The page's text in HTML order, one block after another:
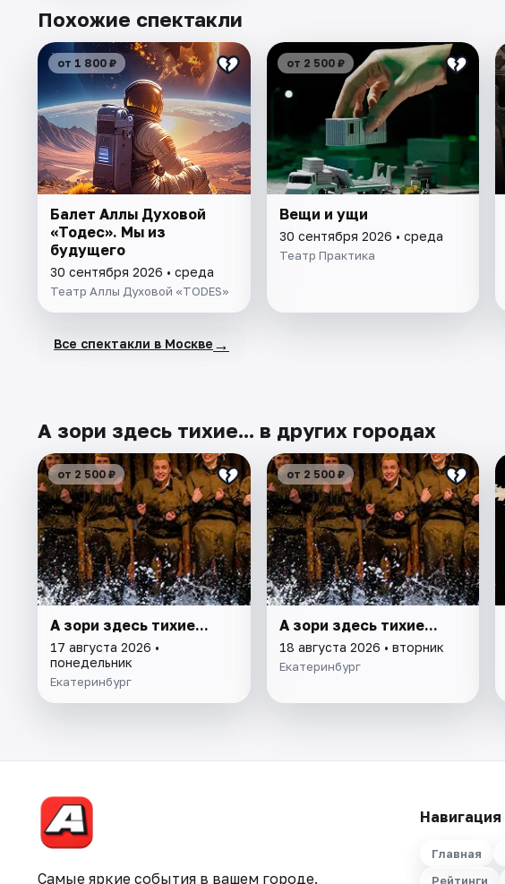
Похожие спектакли
от 1 800 ₽
Балет Аллы Духовой
«Тодес». Мы из
будущего
30 сентября 2026 • среда
Театр Аллы Духовой «TODES»
от 2 500 ₽
Вещи и ущи
30 сентября 2026 • среда
Театр Практика
Все спектакли в Москве →
А зори здесь тихие... в других городах
от 2 500 ₽
А зори здесь тихие...
17 августа 2026 •
понедельник
Екатеринбург
от 2 500 ₽
А зори здесь тихие...
18 августа 2026 • вторник
Екатеринбург
Самые яркие события в вашем городе.
Навигация
Главная
Рейтинги